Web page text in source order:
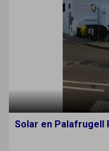
Solar en Palafrugell